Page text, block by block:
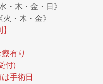
・木・金・日》
・木・金》
有り
付)
手術日